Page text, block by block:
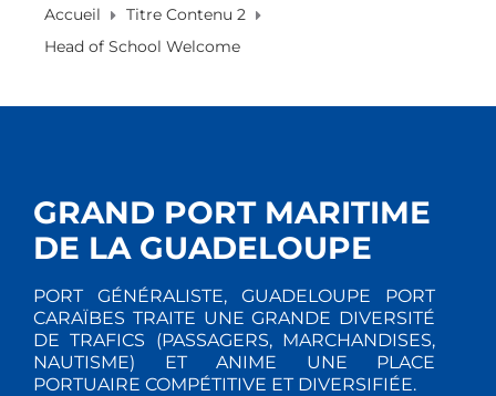
Accueil
Titre Contenu 2
Head of School Welcome
GRAND PORT MARITIME
DE LA GUADELOUPE
PORT GÉNÉRALISTE, GUADELOUPE PORT
CARAÏBES TRAITE UNE GRANDE DIVERSITÉ
DE TRAFICS (PASSAGERS, MARCHANDISES,
NAUTISME) ET ANIME UNE PLACE
PORTUAIRE COMPÉTITIVE ET DIVERSIFIÉE.